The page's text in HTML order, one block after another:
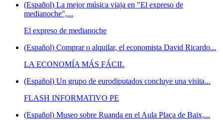
(Español) La mejor música viaja en "El expreso de
medianoche",...
El expreso de medianoche
(Español) Comprar o alquilar, el economista David Ricardo...
LA ECONOMÍA MÁS FÁCIL
(Español) Un grupo de eurodiputados concluye una visita...
FLASH INFORMATIVO PE
(Español) Museo sobre Ruanda en el Aula Plaça de Baix,...